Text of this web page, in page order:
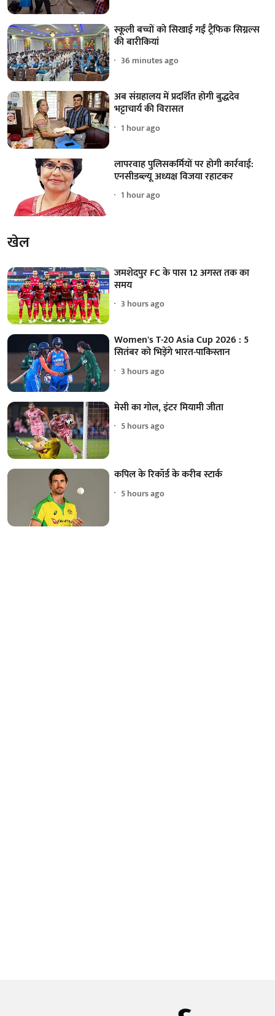
स्कूली बच्चों को सिखाई गईं ट्रैफिक सिग्नल्स
की बारीकियां
36 minutes ago
अब संग्रहालय में प्रदर्शित होगी बुद्धदेव
भट्टाचार्य की विरासत
1 hour ago
लापरवाह पुलिसकर्मियों पर होगी कार्रवाई:
एनसीडब्ल्यू अध्यक्ष विजया रहाटकर
1 hour ago
खेल
जमशेदपुर FC के पास 12 अगस्त तक का
समय
3 hours ago
Women's T-20 Asia Cup 2026 : 5
सितंबर को भिड़ेंगे भारत-पाकिस्तान
3 hours ago
मेसी का गोल, इंटर मियामी जीता
5 hours ago
कपिल के रिकॉर्ड के करीब स्टार्क
5 hours ago